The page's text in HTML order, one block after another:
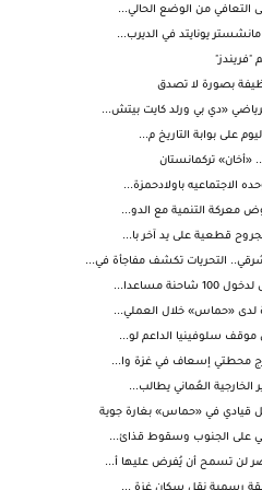
التعافي من الوضع الحالي...
يونايتد في الديرب...
على بوابة التاريخ م...
الاجتماعيه باولادحمزة...
معركة التنمية مع الدو...
قطعية على يد آخر با...
التحريات تكشف مفاجأة في...
مساعدا...
لدى «حماس» خلال العملي...
موقف سلوفينيا الداعم لو...
محطتي إسعاف في غزة وا...
العُماني يطالب...
قيادي في «حماس» بغارة جوية
على الجنوب وسقوط قذائ...
لن تسمح أن يُفرض عليها أ...